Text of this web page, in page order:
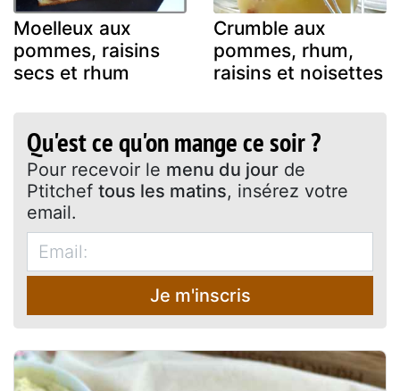
Moelleux aux
pommes, raisins
secs et rhum
Crumble aux
pommes, rhum,
raisins et noisettes
Qu'est ce qu'on mange ce soir ?
Pour recevoir le menu du jour de
Ptitchef tous les matins, insérez votre
email.
Je m'inscris